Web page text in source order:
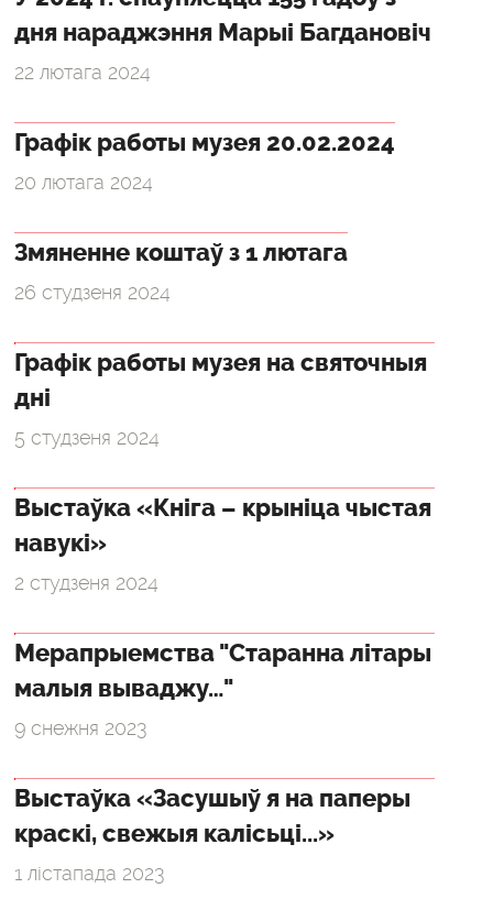
дня нараджэння Марыі Багдановіч
22 лютага 2024
Графік работы музея 20.02.2024
20 лютага 2024
Змяненне коштаў з 1 лютага
26 студзеня 2024
Графік работы музея на святочныя
дні
5 студзеня 2024
Выстаўка «Кніга – крыніца чыстая
навукі»
2 студзеня 2024
Мерапрыемства "Старанна літары
малыя вываджу…"
9 снежня 2023
Выстаўка «Засушыў я на паперы
краскі, свежыя калісьці...»
1 лістапада 2023